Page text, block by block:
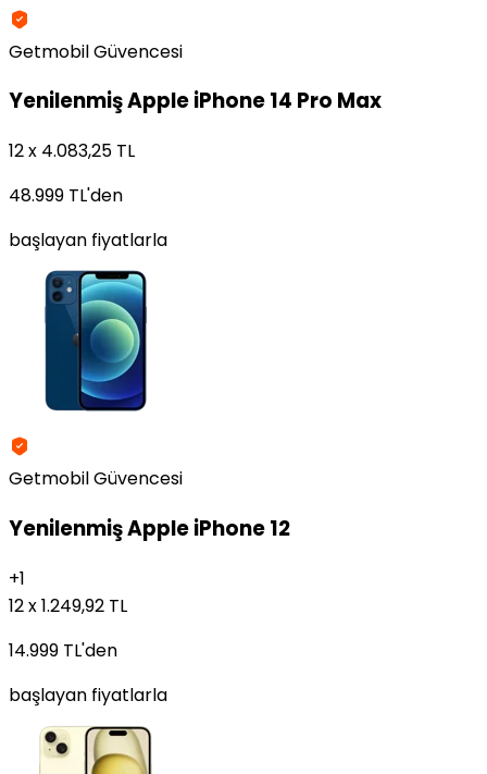
Getmobil Güvencesi
YenilenmişApple iPhone 14 Pro Max
12 x 4.083,25 TL
48.999 TL'den
başlayan fiyatlarla
Getmobil Güvencesi
YenilenmişApple iPhone 12
+1
12 x 1.249,92 TL
14.999 TL'den
başlayan fiyatlarla